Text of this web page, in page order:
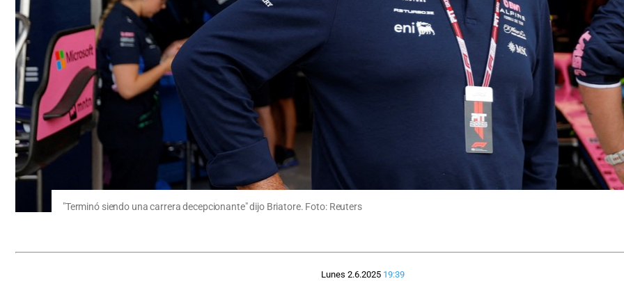
"Terminó siendo una carrera decepcionante" dijo Briatore. Foto: Reuters
Lunes 2.6.2025 19:39